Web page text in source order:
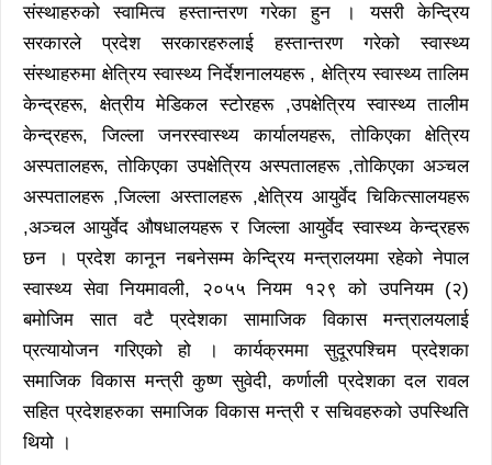
संस्थाहरुको स्वामित्व हस्तान्तरण गरेका हुन । यसरी केन्द्रिय
सरकारले प्रदेश सरकारहरुलाई हस्तान्तरण गरेको स्वास्थ्य
संस्थाहरुमा क्षेत्रिय स्वास्थ्य निर्देशनालयहरू , क्षेत्रिय स्वास्थ्य तालिम
केन्द्रहरू, क्षेत्रीय मेडिकल स्टोरहरू ,उपक्षेत्रिय स्वास्थ्य तालीम
केन्द्रहरू, जिल्ला जनरस्वास्थ्य कार्यालयहरू, तोकिएका क्षेत्रिय
अस्पतालहरू, तोकिएका उपक्षेत्रिय अस्पतालहरू ,तोकिएका अञ्चल
अस्पतालहरू ,जिल्ला अस्तालहरू ,क्षेत्रिय आयुर्वेद चिकित्सालयहरू
,अञ्चल आयुर्वेद औषधालयहरू र जिल्ला आयुर्वेद स्वास्थ्य केन्द्रहरू
छन । प्रदेश कानून नबनेसम्म केन्द्रिय मन्त्रालयमा रहेको नेपाल
स्वास्थ्य सेवा नियमावली, २०५५ नियम १२९ को उपनियम (२)
बमोजिम सात वटै प्रदेशका सामाजिक विकास मन्त्रालयलाई
प्रत्यायोजन गरिएको हो । कार्यक्रममा सुदूरपश्चिम प्रदेशका
समाजिक विकास मन्त्री कुष्ण सुवेदी, कर्णाली प्रदेशका दल रावल
सहित प्रदेशहरुका समाजिक विकास मन्त्री र सचिवहरुको उपस्थिति
थियो ।